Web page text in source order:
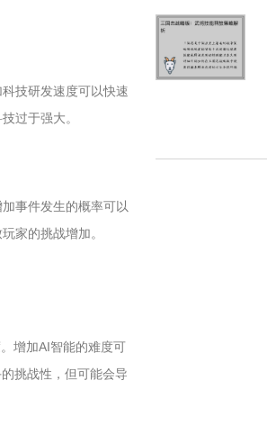
技研发速度可以快速
过于强大。
事件发生的概率可以
家的挑战增加。
增加AI智能的难度可
挑战性，但可能会导